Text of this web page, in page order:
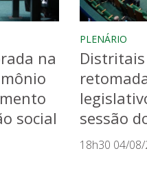
na
social
PLENÁRIO
sessão
18h30 04/